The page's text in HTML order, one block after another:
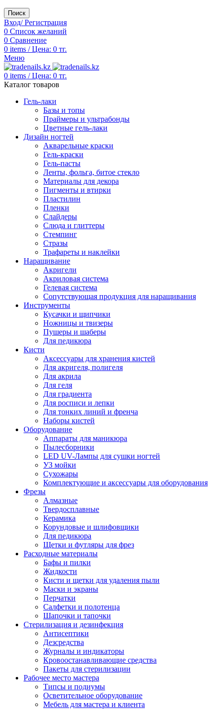
Поиск
Вход/ Регистрация
0 Список желаний
0 Сравнение
0 items / Цена: 0 тг.
Меню
0 items / Цена: 0 тг.
Каталог товаров
Гель-лаки
Базы и топы
Праймеры и ультрабонды
Цветные гель-лаки
Дизайн ногтей
Акварельные краски
Гель-краски
Гель-пасты
Ленты, фольга, битое стекло
Материалы для декора
Пигменты и втирки
Пластилин
Пленки
Слайдеры
Слюда и глиттеры
Стемпинг
Стразы
Трафареты и наклейки
Наращивание
Акригели
Акриловая система
Гелевая система
Сопутствующая продукция для наращивания
Инструменты
Кусачки и щипчики
Ножницы и твизеры
Пушеры и шаберы
Для педикюра
Кисти
Аксессуары для хранения кистей
Для акригеля, полигеля
Для акрила
Для геля
Для градиента
Для росписи и лепки
Для тонких линий и френча
Наборы кистей
Оборудование
Аппараты для маникюра
Пылесборники
LED UV-Лампы для сушки ногтей
УЗ мойки
Сухожары
Комплектующие и аксессуары для оборудования
Фрезы
Алмазные
Твердосплавные
Керамика
Корундовые и шлифовщики
Для педикюра
Щетки и футляры для фрез
Расходные материалы
Бафы и пилки
Жидкости
Кисти и щетки для удаления пыли
Маски и экраны
Перчатки
Салфетки и полотенца
Шапочки и тапочки
Стерилизация и дезинфекция
Антисептики
Дезсредства
Журналы и индикаторы
Кровоостанавливающие средства
Пакеты для стерилизации
Рабочее место мастера
Типсы и подиумы
Осветительное оборудование
Мебель для мастера и клиента